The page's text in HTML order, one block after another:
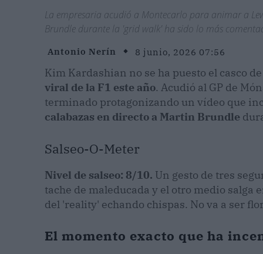
La empresaria acudió a Montecarlo para animar a
Brundle durante la 'grid walk' ha sido lo más
Antonio Nerín 8 junio, 2026 07:56
Kim Kardashian no se ha puesto el casco
viral de la F1 este año. Acudió al GP de
terminado protagonizando un vídeo que
calabazas en directo a Martin Brundle
Salseo-O-Meter
Nivel de salseo: 8/10. Un gesto de tres
tache de maleducada y el otro medio salga
del 'reality' echando chispas. No va a ser
El momento exacto que ha